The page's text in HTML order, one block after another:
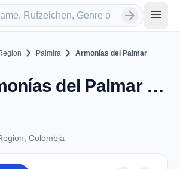
arrow_forward menu
chevron_right Palmira chevron_right Armonías del Palmar
Armonías del Palmar - AM 1380 - Palmira
Colombia